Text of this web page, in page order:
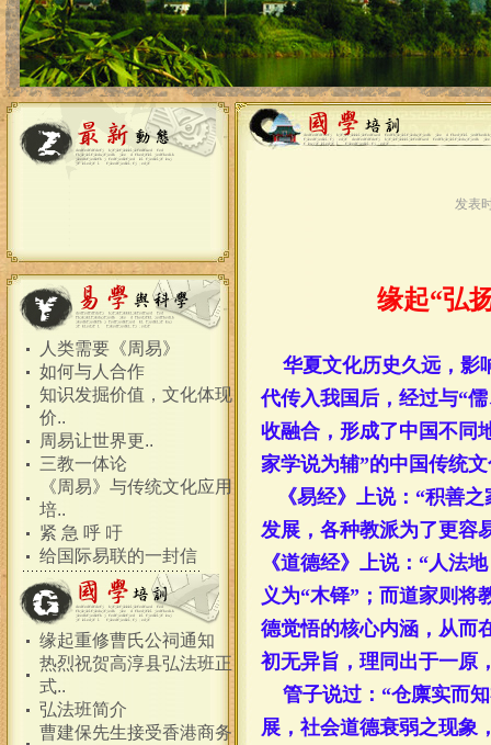
人类需要《周易》
如何与人合作
知识发掘价值，文化体现
价..
周易让世界更..
三教一体论
《周易》与传统文化应用
培..
紧 急 呼 吁
给国际易联的一封信
缘起重修曹氏公祠通知
热烈祝贺高淳县弘法班正
式..
弘法班简介
曹建保先生接受香港商务
发表
缘起“弘
华夏文化历史久远， 影
代传入我国后，经过与“
收融合，形成了中国不同
家学说为辅”的中国传统
《易经》上说：“积善
发展，各种教派为了更容
《道德经》上说：“人法
义为“木铎”；而道家则将
德觉悟的核心内涵，从而
初无异旨，理同出于一原
管子说过： “仓廪实而
展，社会道德衰弱之现象